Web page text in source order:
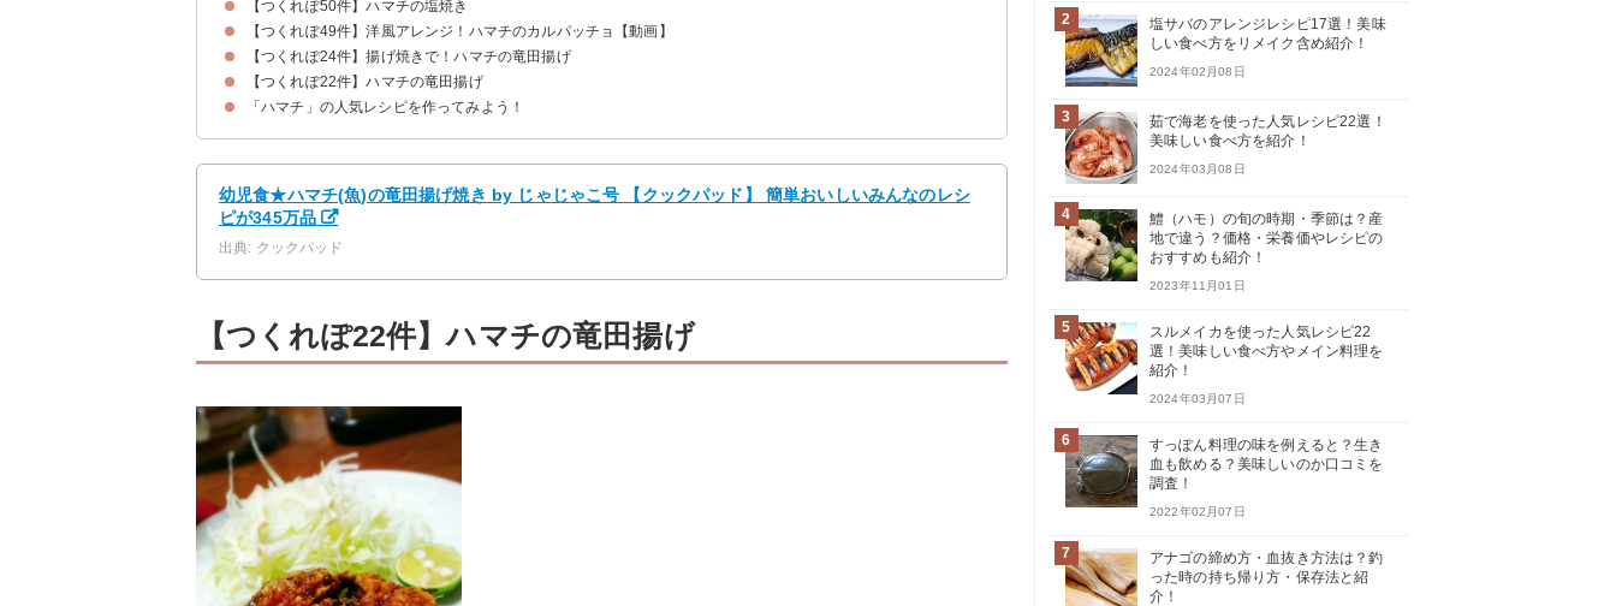
【つくれぽ50件】ハマチの塩焼き
【つくれぽ49件】洋風アレンジ！ハマチのカルパッチョ【動画】
【つくれぽ24件】揚げ焼きで！ハマチの竜田揚げ
【つくれぽ22件】ハマチの竜田揚げ
「ハマチ」の人気レシピを作ってみよう！
幼児食★ハマチ(魚)の竜田揚げ焼き by じゃじゃこ号 【クックパッド】 簡単おいしいみんなのレシ
ピが345万品
出典: クックパッド
【つくれぽ22件】ハマチの竜田揚げ
2
塩サバのアレンジレシピ17選！美味
しい食べ方をリメイク含め紹介！
2024年02月08日
3
茹で海老を使った人気レシピ22選！
美味しい食べ方を紹介！
2024年03月08日
4
鱧（ハモ）の旬の時期・季節は？産
地で違う？価格・栄養価やレシピの
おすすめも紹介！
2023年11月01日
5
スルメイカを使った人気レシピ22
選！美味しい食べ方やメイン料理を
紹介！
2024年03月07日
6
すっぽん料理の味を例えると？生き
血も飲める？美味しいのか口コミを
調査！
2022年02月07日
7
アナゴの締め方・血抜き方法は？釣
った時の持ち帰り方・保存法と紹
介！